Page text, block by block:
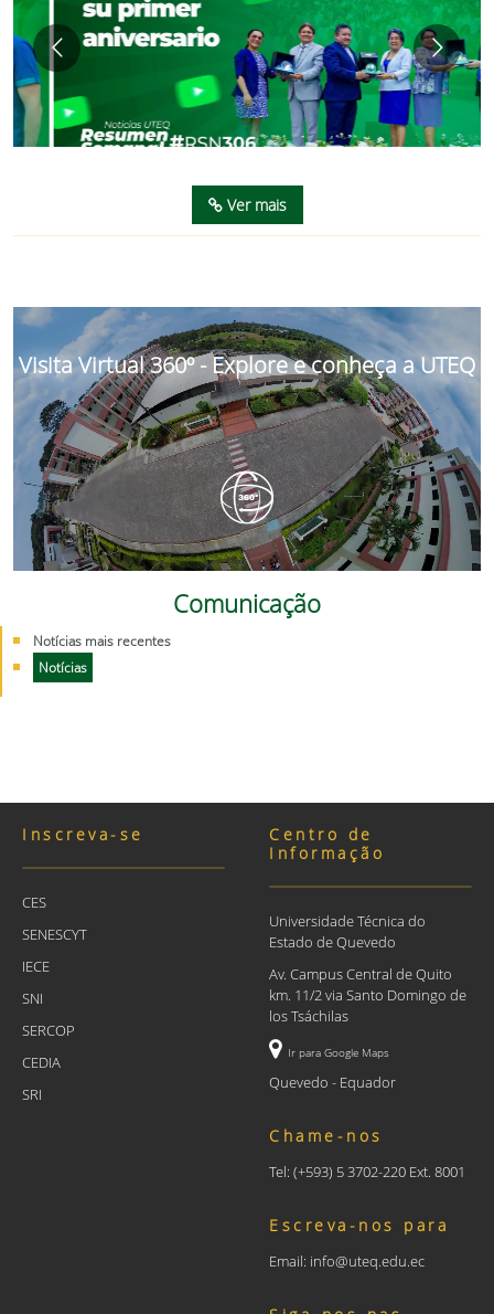
Ver mais
Visita Virtual 360º - Explore e conheça a UTEQ
Comunicação
Notícias mais recentes
Notícias
Inscreva-se
CES
SENESCYT
IECE
SNI
SERCOP
CEDIA
SRI
Centro de
Informação
Universidade Técnica do
Estado de Quevedo
Av. Campus Central de Quito
km. 11/2 via Santo Domingo de
los Tsáchilas
Ir para Google Maps
Quevedo - Equador
Chame-nos
Tel: (+593) 5 3702-220 Ext. 8001
Escreva-nos para
Email: info@uteq.edu.ec